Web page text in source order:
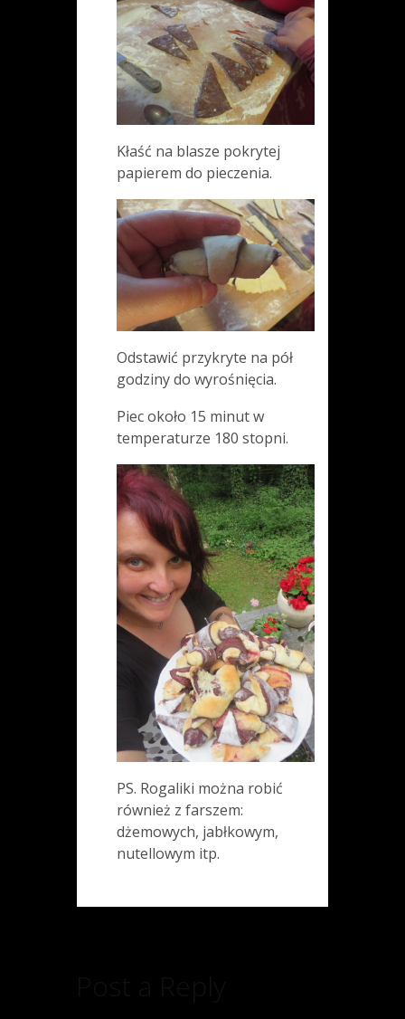
Kłaść na blasze pokrytej
papierem do pieczenia.
Odstawić przykryte na pół
godziny do wyrośnięcia.
Piec około 15 minut w
temperaturze 180 stopni.
PS. Rogaliki można robić
również z farszem:
dżemowych, jabłkowym,
nutellowym itp.